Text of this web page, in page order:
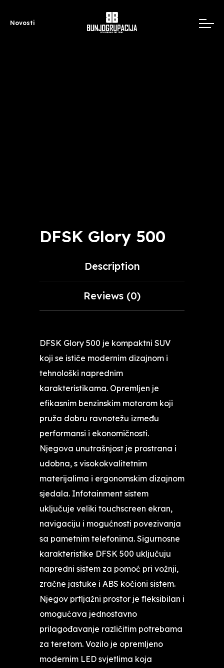
Novosti
DFSK Glory 500
Description
Reviews (0)
DFSK Glory 500 je kompaktni SUV
koji se ističe modernim dizajnom i
tehnološki naprednim
karakteristikama. Opremljen je
efikasnim benzinskim motorom koji
pruža dobru ravnotežu između
performansi i ekonomičnosti.
Njegova unutrašnjost je prostrana i
udobna, s visokokvalitetnim
materijalima i ergonomskim dizajnom
sjedala. Infotainment sistem
uključuje veliki touchscreen ekran,
navigaciju i mogućnosti povezivanja
sa pametnim telefonima. Sigurnosne
karakteristike DFSK 500 uključuju
napredni sistem za pomoć pri vožnji,
zračne jastuke i ABS kočioni sistem.
Njegov prtljažni prostor je fleksibilan i
omogućava jednostavno
prilagođavanje različitim potrebama
za teretom. Vozilo je opremljeno
modernim LED svjetlima koja